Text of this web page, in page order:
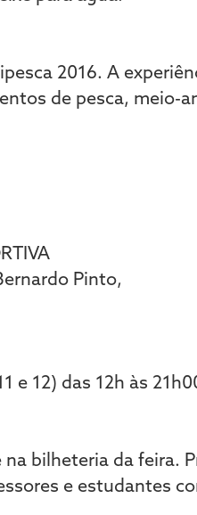
2016. A
de pesca, meio-
Pinto,
e 12) das 12h às
na bilheteria da feira.
e estudantes